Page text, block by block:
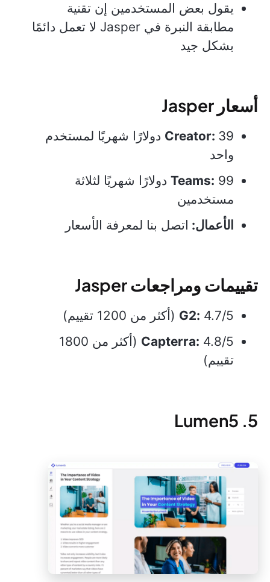
يقول بعض المستخدمين إن تقنية
مطابقة النبرة في Jasper لا تعمل دائمًا
بشكل جيد
أسعار Jasper
Creator: 39 دولارًا شهريًا لمستخدم
واحد
Teams: 99 دولارًا شهريًا لثلاثة
مستخدمين
الأعمال: اتصل بنا لمعرفة الأسعار
تقييمات ومراجعات Jasper
G2: 4.7/5 (أكثر من 1200 تقييم)
Capterra:
4.8/5 (أكثر من 1800
تقييم)
5. Lumen5